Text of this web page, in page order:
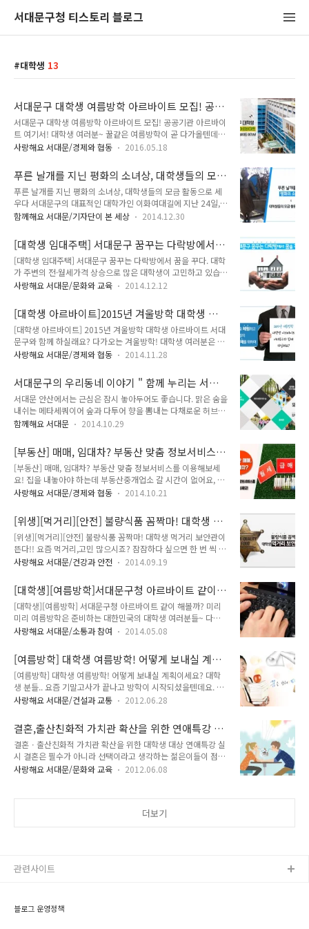
서대문구청 티스토리 블로그
대학생 13
서대문구 대학생 여름방학 아르바이트 모집! 공공
기관 아르바이트 여기서!
서대문구 대학생 여름방학 아르바이트 모집! 공공기관 아르바이
트 여기서! 대학생 여러분~ 꿀같은 여름방학이 곧 다가올텐데요
~ 어떤 계획세우고 계세요? 여름휴가 계획? 혹시~ 아르바이트
는 아르바이트를 소개해드릴게요~ 미리 사회 경험도 해볼 수 있
는 공공기관 아르바이트인데요!! tong지기가 함께 알아봐요 ^^
:: 2016년 서대문구 여름방학 대학생 아르바이트 모집! □ 근무
기간 : 2016. 6. 24.(금) ~ 7. 22.(금) 21일간 □ 접수기간 :
2016. 5. 20.(금) ~ 5. 27.(금) □ 대상자 추첨 : 2016. 6. 2.(목)
25명 (일반선발 ..
사랑해요 서대문/경제와 협동 2016.05.18
푸른 날개를 지닌 평화의 소녀상, 대학생들의 모
금 활동으로 세우다
푸른 날개를 지닌 평화의 소녀상, 대학생들의 모금 활동으로 세
우다 서대문구의 대표적인 대학가인 이화여대길에 지난 24일,
이 세워졌습니다. 서대문구 대현문화공원에 세워진 평화의 소녀
대, 부산대 등 전국 각지의 많은 대학에 재학중인 학생들의 모금
활동으로 세워진 것입니다. 오늘은 여러분께 모습을 전해드릴게
요. 꼭 한 번 가 보시기 바랍니다. 평화의 소녀상에 새겨진 글입
니다. 대학생들이 세우는 평화비 대학생들이 일본부 ‘위안부’문
제 해결의 새 세대로서 이 문제가 해결되는 그 날까지 역사를 기
24일 한편 평화의 소녀상 뒷면에는 ‘대학생 평화비 건립추진위
원’의 명단이 빼곡이 새겨져 있었습니다..
함께해요 서대문/기자단이 본 세상 2014.12.30
[대학생 임대주택] 서대문구 꿈꾸는 다락방에서
꿈을 꾸다.
[대학생 임대주택] 서대문구 꿈꾸는 다락방에서 꿈을 꾸다. 대학
가 주변의 전·월세가격 상승으로 많은 대학생이 고민하고 있습
니다. 경제적으로 어려운 저소득가구 학생들은 더욱 힘이 빠지
대학생들을 위한 저렴한 임대주택인 "서대문구 꿈꾸는 다락방
(홍제동, 천연동)" 입사생을 모집합니다!! 서대문구 꿈꾸는 다락
방 1. 건물명 : 서대문구 꿈꾸는 다락방 (홍제동, 천연동 : 2개 건
물) 2. 건물위치 : 서대문구 통일로20길 35-3(홍제동), 독립문로
8길 19(천연동) 3. 신청대상 : 관내 대학에 재학 중인 학생(대학
모집인원 : 총 17명(남학생 13명, 여학생 4명) 5. 신청방법 ..
사랑해요 서대문/문화와 교육 2014.12.12
[대학생 아르바이트]2015년 겨울방학 대학생 아
르바이트 서대문구와 함께 하실래요?
[대학생 아르바이트] 2015년 겨울방학 대학생 아르바이트 서대
문구와 함께 하실래요? 다가오는 겨울방학! 대학생 여러분은 겨
울방학계획을 세우셨나요? 아르바이트를 걱정하고 있으시다면,
·간접적으로 체험케 함으로써 사회경험의 기회와 근로의 중요
성을 인식하는 계기를 마련하기 위해 '2015년도 겨울방학 대학
생 아르바이트'를 운영합니다!! 지기도 다양한 아르바이트(일명
알바) 경험이 많은데요~ 취업과 실무에 도움이 되는 아르바이트
가 더 의미 있지 않을까요??^^ 모집 및 선발 안내 접수기간 :
인터넷 접수 (www.sdm.go.kr) 공개모집 / 방문 및 우편 접수
불가..
사랑해요 서대문/경제와 협동 2014.11.28
서대문구의 우리동네 이야기 " 함께 누리는 서대
문 "
서대문 안산에서는 근심은 잠시 놓아두어도 좋습니다. 맑은 숨을
내쉬는 메타세쿼이어 숲과 다투어 향을 뽐내는 다채로운 허브들
이 우리들을 자연의 품으로 돌아오게 합니다. 은은한 조명 아래
떨 까요? 연인의 손을 잡고 안산자락길을 걸으며 사랑을 축복하
는 숲의 소리를 들어보세요. 도심 속 사색의 공간, 서대문 안산
자락길로 초대합니다. 서대문안산 자락길은 산을 이용하기 힘든
장애인 등 보행약자를 위한 길로 유명합니다. 사회적 보행 약자
의 숲길 이용을 가능하게 하겠다는 발상의 전환에서 비롯되었습
으로 즐기는 특색있는 산책로를 조성하여 찾는 분에게는 감탄사
가 끊이질 않는 곳입니다. 서대문안산 자락..
함께해요 서대문 2014.10.29
[부동산] 매매, 임대차? 부동산 맞춤 정보서비스
를 이용해보세요!
[부동산] 매매, 임대차? 부동산 맞춤 정보서비스를 이용해보세
요! 집을 내놓아야 하는데 부동산중개업소 갈 시간이 없어요, 방
법이 없을까요? 대학 입학 자녀를 위해 방을 구해야 하는데 어디
내 받고 싶어요! 이젠 더 이상 고민하지 마세요! 서대문구가 해결
해 드릴게요~ 서대문구가 부동산중개업소 방문이 번거로운 대
학생, 장애인, 외국인, 직장인 등을 위해 2014년 9월 1일부터
'부동산 맞춤 정보서비스'를 시작합니다!! 이 서비스를 이용하면
서대문구의 580여 중개업소로부터 자신이 원하는 부동산의 매
일에 시간을 내어 중개업소를 방문해야 하는 시간을 줄일 수 있
고 여성공인중개사를 원하는 주..
사랑해요 서대문/경제와 협동 2014.10.21
[위생][먹거리][안전] 불량식품 꼼짝마! 대학생 먹
거리 보안관이 뜬다!!
[위생][먹거리][안전] 불량식품 꼼짝마! 대학생 먹거리 보안관이
뜬다!! 요즘 먹거리,고민 많으시죠? 잠잠하다 싶으면 한 번 씩 터
져나오는 먹거리에 대한 슬픈 소식들! 과연 이게 먹어도 되나 싶
경찰에서는 호로록~의 대명사 이국주 님을 홍보대사로 임명하
고 불량식품 근절에 나섰을까요?! 서대문구에서는! 불량식품 근
절을 위해! [서대문구 대학생 먹거리 보안관]선발에 나섰습니
다!! 대학생 먹거리 보안관은요, 유능학교 지역사회에 관심이 많
은 우리 대학생들을! 명예 소비자식품위생감시원으로 위촉하여
활동에 참여하는 제도입니다! 세부 신청 자격 및 접수 요령은 다
음과 같습니다! 모집인원 -16..
사랑해요 서대문/건강과 안전 2014.09.19
[대학생][여름방학]서대문구청 아르바이트 같이
해볼까?
[대학생][여름방학] 서대문구청 아르바이트 같이 해볼까? 미리
미리 여름방학은 준비하는 대한민국의 대학생 여러분들~ 다가
오는 여름방학 계획있으신가요? 이번 여름방학은 서대문구청에
동안 대학생 분들의 전공 및 자격사항을 최대한 반영하여 공무원
들이 수행하는 각종 업무를 경험하게 된답니다. ◈근 무 기 간:
2014. 6. 30(월) ~ 7. 28 (월), 21일 (근무일수) ◈접 수 기 간:
2014. 5. 26.(월) 09:00 ~ 6. 5 (목) 18:00 ◈대상자 추첨:
2014. 6. 10.(화) ◈모 집 방 법: 서대문구홈페이지
격 요 건: 접수시작일(2014.5.26) ..
사랑해요 서대문/소통과 참여 2014.05.08
[여름방학] 대학생 여름방학! 어떻게 보내실 계획
이세요?
[여름방학] 대학생 여름방학! 어떻게 보내실 계획이세요? 대학
생 분들.. 요즘 기말고사가 끝나고 방학이 시작되셨을텐데요. 시
험은 잘 보셨고, 성적은 잘 나오셨나요? 최근에 취업포털사이트
학생 여름방학 계획" 관련 설문조사 결과를 발표했는데요. 대학
생 여름방학 계획 설문조사 중 "여름방학에 취업을 위한 공부를
비롯한 취업준비활동 계획을 세우셨습니까?" 라는 질문에 대부
분의 학생(79.1%)가 그렇다 라고 응답했습니다. 또한 방학동안
준비할 계획이 있냐는 질문에 "자격증 취득"이 가장 많았고, 그
사랑해요 서대문/건설과 교통 2012.06.28
결혼,출산친화적 가치관 확산을 위한 연애특강 실
시
결혼ㆍ출산친화적 가치관 확산을 위한 대학생 대상 연애특강 실
시 결혼은 필수가 아니라 선택이라고 생각하는 젊은이들이 점점
많아지고 있습니다.확실히 결혼에 대한 인식이 많이 바뀐 요즘입
이 그 선택을 부정적으로 생각한다면 사회적으로 심각한 문제가
6. 14(목) 16:00~18:00 장..
사랑해요 서대문/문화와 교육 2012.06.08
더보기
블로그 운영정책
관련사이트